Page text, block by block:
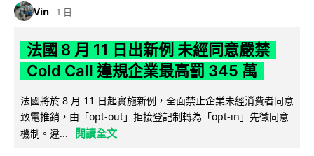
Vin 1 日
法國 8 月 11 日出新例 未經同意嚴禁
Cold Call 違規企業最高罰 345 萬
法國將於 8 月 11 日起實施新例，全面禁止企業未經消費者同意
致電推銷，由「opt-out」拒接登記制轉為「opt-in」先徵同意
機制。違...
閱讀全文